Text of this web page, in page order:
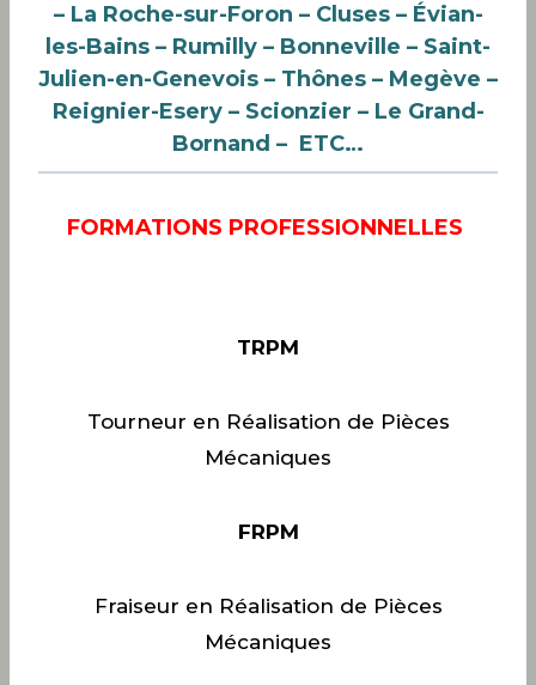
– La Roche-sur-Foron – Cluses – Évian-
les-Bains – Rumilly – Bonneville – Saint-
Julien-en-Genevois – Thônes – Megève –
Reignier-Esery – Scionzier – Le Grand-
Bornand – ETC…
FORMATIONS PROFESSIONNELLES
TRPM
Tourneur en Réalisation de Pièces
Mécaniques
FRPM
Fraiseur en Réalisation de Pièces
Mécaniques